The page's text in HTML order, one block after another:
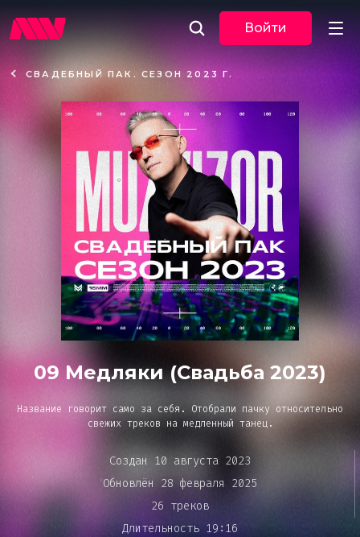
Музыка
По трекам
По жанрам
Плейлисты
Event
Bar&Club
Mainstage
Эдиторы
Войти
СВАДЕБНЫЙ ПАК. СЕЗОН 2023 Г.
09 Медляки (Свадьба 2023)
Название говорит само за себя. Отобрали пачку относительно
свежих треков на медленный танец.
Создан 10 августа 2023
Обновлён 28 февраля 2025
26 треков
Длительность 19:16
воспроизведения